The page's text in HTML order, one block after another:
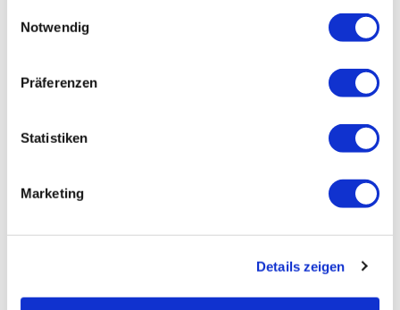
Notwendig
Präferenzen
Statistiken
Marketing
Details zeigen